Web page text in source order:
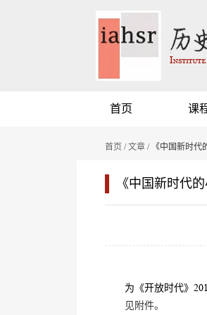
首页 课
首页 /文章 / 《中国新时代
《中国新时代
为《开放时代》
见附件。